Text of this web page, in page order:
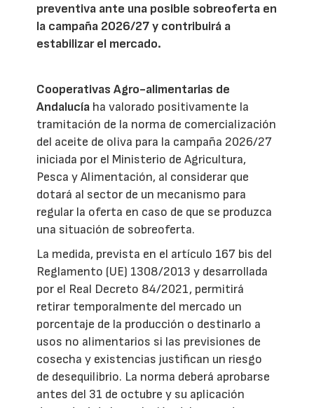
preventiva ante una posible sobreoferta en
la campaña 2026/27 y contribuirá a
estabilizar el mercado.
Cooperativas Agro-alimentarias de
Andalucía ha valorado positivamente la
tramitación de la norma de comercialización
del aceite de oliva para la campaña 2026/27
iniciada por el Ministerio de Agricultura,
Pesca y Alimentación, al considerar que
dotará al sector de un mecanismo para
regular la oferta en caso de que se produzca
una situación de sobreoferta.
La medida, prevista en el artículo 167 bis del
Reglamento (UE) 1308/2013 y desarrollada
por el Real Decreto 84/2021, permitirá
retirar temporalmente del mercado un
porcentaje de la producción o destinarlo a
usos no alimentarios si las previsiones de
cosecha y existencias justifican un riesgo
de desequilibrio. La norma deberá aprobarse
antes del 31 de octubre y su aplicación